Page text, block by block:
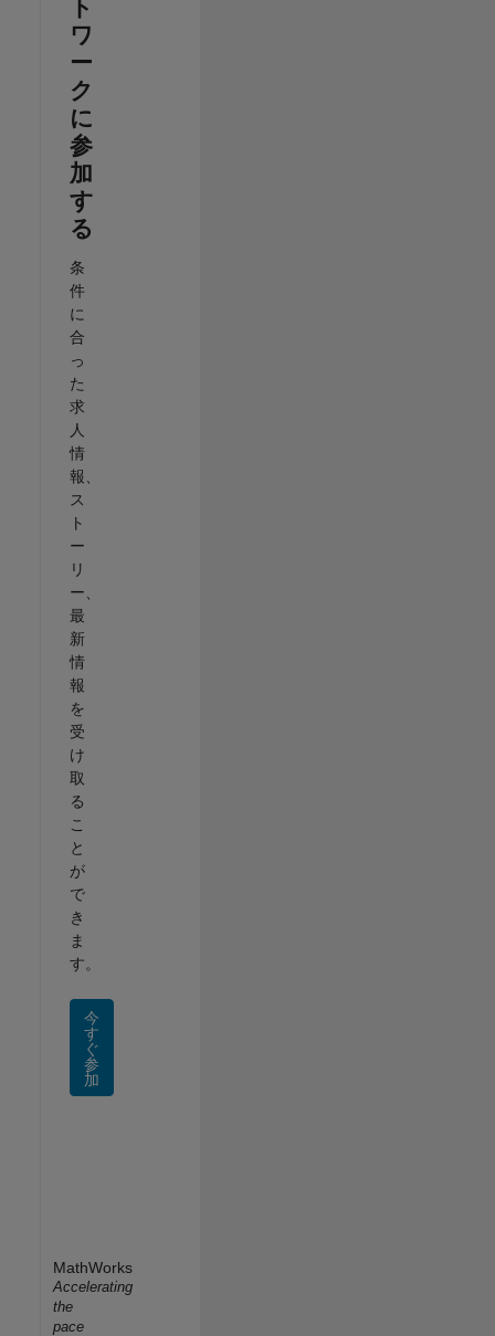
ト
ワ
ー
ク
に
参
加
す
る
条
件
に
合
っ
た
求
人
情
報、
ス
ト
ー
リ
ー、
最
新
情
報
を
受
け
取
る
こ
と
が
で
き
ま
す。
今
す
ぐ
参
加
MathWorks
Accelerating
the
pace